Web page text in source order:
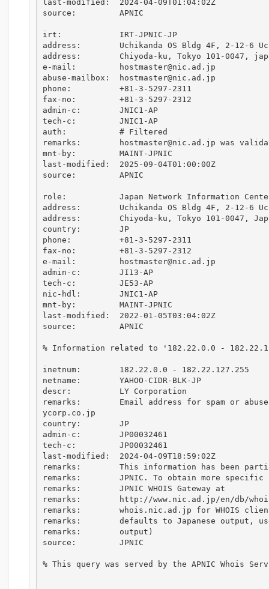
last-modified:  2024-04-09T01:04:02Z
source:         APNIC
irt:            IRT-JPNIC-JP
address:        Uchikanda OS Bldg 4F, 2-12-6
address:        Chiyoda-ku, Tokyo 101-0047,
e-mail:         hostmaster@nic.ad.jp
abuse-mailbox:  hostmaster@nic.ad.jp
phone:          +81-3-5297-2311
fax-no:         +81-3-5297-2312
admin-c:        JNIC1-AP
tech-c:         JNIC1-AP
auth:           # Filtered
remarks:        hostmaster@nic.ad.jp was
mnt-by:         MAINT-JPNIC
last-modified:  2025-09-04T01:00:00Z
source:         APNIC
role:           Japan Network Information
address:        Uchikanda OS Bldg 4F, 2-12-6
address:        Chiyoda-ku, Tokyo 101-0047,
country:        JP
phone:          +81-3-5297-2311
fax-no:         +81-3-5297-2312
e-mail:         hostmaster@nic.ad.jp
admin-c:        JI13-AP
tech-c:         JE53-AP
nic-hdl:        JNIC1-AP
mnt-by:         MAINT-JPNIC
last-modified:  2022-01-05T03:04:02Z
source:         APNIC
% Information related to '182.22.0.0 -
inetnum:        182.22.0.0 - 182.22.127.255
netname:        YAHOO-CIDR-BLK-JP
descr:          LY Corporation
remarks:        Email address for spam or abuse
ycorp.co.jp
country:        JP
admin-c:        JP00032461
tech-c:         JP00032461
last-modified:  2024-04-09T18:59:02Z
remarks:        This information has been
remarks:        JPNIC. To obtain more specific
remarks:        JPNIC WHOIS Gateway at
remarks:        http://www.nic.ad.jp/en/db/
remarks:        whois.nic.ad.jp for WHOIS
remarks:        defaults to Japanese output,
remarks:        output)
source:         JPNIC
% This query was served by the APNIC Whois